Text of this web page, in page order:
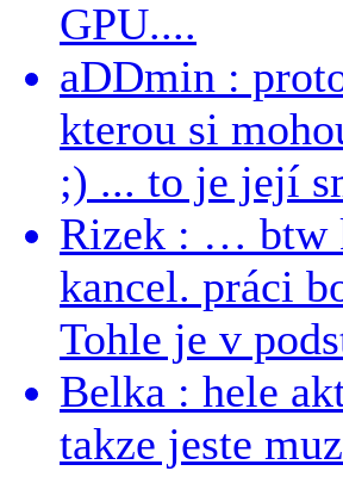
GPU....
aDDmin :
kterou si
;) ... to je její
Rizek : … btw
kancel. práci
Tohle je v
Belka : hele
takze jeste